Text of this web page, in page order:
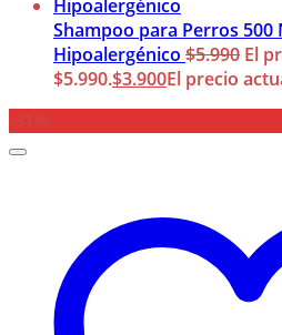
Shampoo para Perros 500
Hipoalergénico $5.990 El
$5.990.$3.900El precio